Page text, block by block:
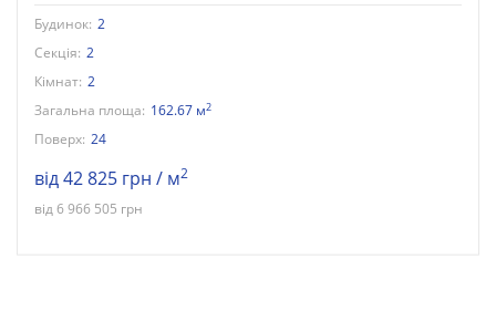
Будинок: 2
Секція: 2
Кімнат: 2
Загальна площа: 162.67 м2
Поверх: 24
від 42 825 грн / м2
від 6 966 505 грн